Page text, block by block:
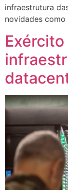
infraestrutura
novidades